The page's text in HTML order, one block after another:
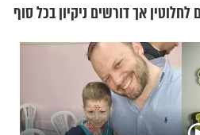
לחלוטין אך דורשים ניקיון בכל סוף